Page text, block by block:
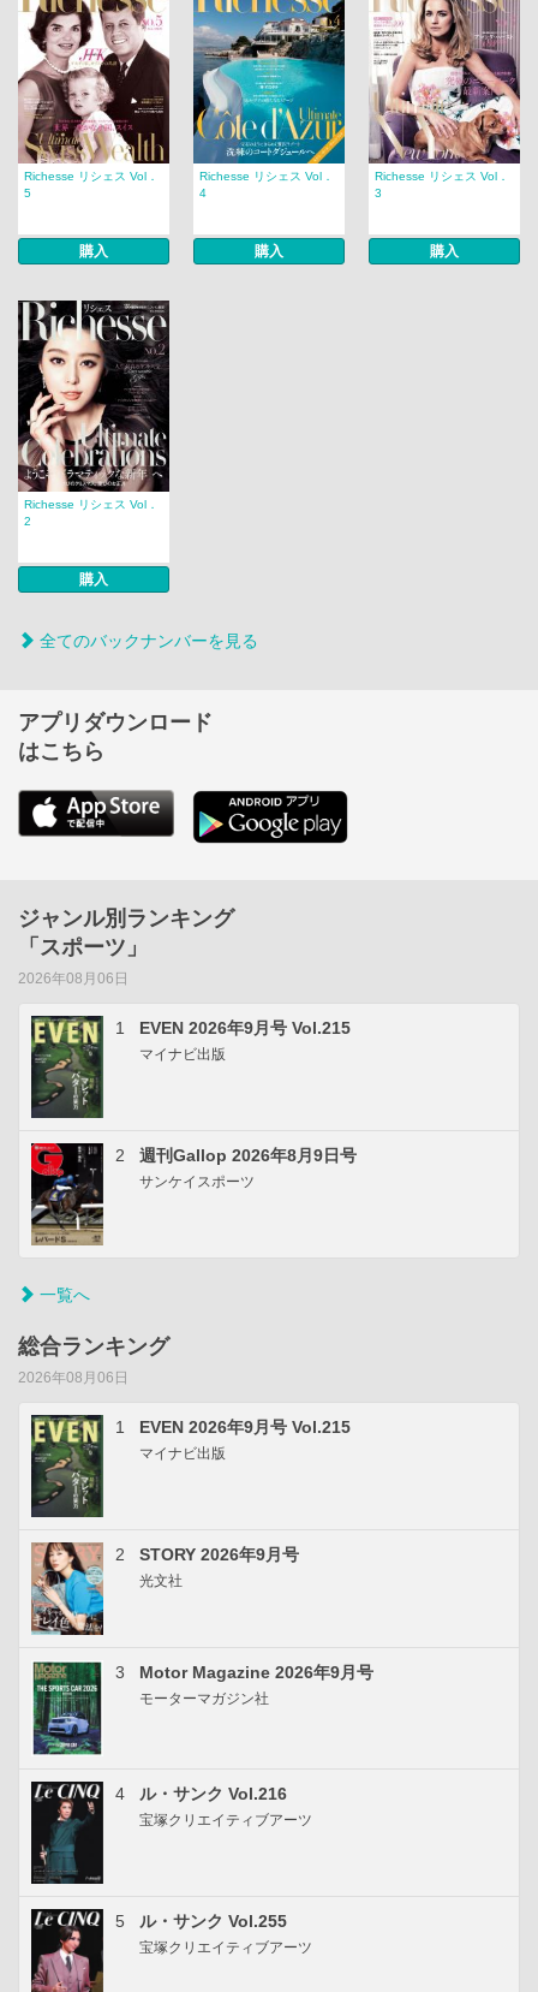
Richesse リシェス Vol．
5
購入
Richesse リシェス Vol．
4
購入
Richesse リシェス Vol．
3
購入
Richesse リシェス Vol．
2
購入
全てのバックナンバーを見る
アプリダウンロード
はこちら
ジャンル別ランキング
「スポーツ」
2026年08月06日
1 EVEN 2026年9月号 Vol.215
マイナビ出版
2 週刊Gallop 2026年8月9日号
サンケイスポーツ
一覧へ
総合ランキング
2026年08月06日
1 EVEN 2026年9月号 Vol.215
マイナビ出版
2 STORY 2026年9月号
光文社
3 Motor Magazine 2026年9月号
モーターマガジン社
4 ル・サンク Vol.216
宝塚クリエイティブアーツ
5 ル・サンク Vol.255
宝塚クリエイティブアーツ